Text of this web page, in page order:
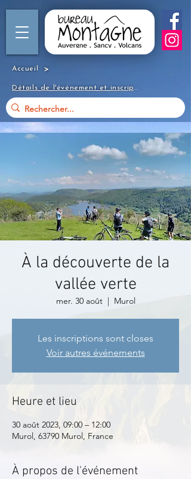
Accueil >
Détails de l'événement et inscription
À la découverte de la
vallée verte
mer. 30 août
  |
Murol
Les inscriptions sont closes
Voir autres événements
Heure et lieu
30 août 2023, 09:00 – 12:00
Murol, 63790 Murol, France
À propos de l'événement